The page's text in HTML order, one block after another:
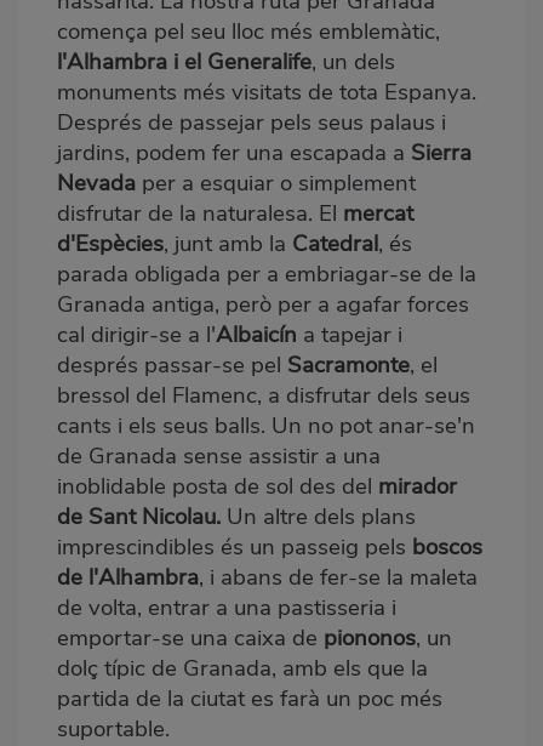
comença pel seu lloc més emblemàtic,
l'Alhambra i el Generalife, un dels
monuments més visitats de tota Espanya.
Després de passejar pels seus palaus i
jardins, podem fer una escapada a Sierra
Nevada per a esquiar o simplement
disfrutar de la naturalesa. El mercat
d'Espècies, junt amb la Catedral, és
parada obligada per a embriagar-se de la
Granada antiga, però per a agafar forces
cal dirigir-se a l'Albaicín a tapejar i
després passar-se pel Sacramonte, el
bressol del Flamenc, a disfrutar dels seus
cants i els seus balls. Un no pot anar-se'n
de Granada sense assistir a una
inoblidable posta de sol des del mirador
de Sant Nicolau. Un altre dels plans
imprescindibles és un passeig pels boscos
de l'Alhambra, i abans de fer-se la maleta
de volta, entrar a una pastisseria i
emportar-se una caixa de piononos, un
dolç típic de Granada, amb els que la
partida de la ciutat es farà un poc més
suportable.